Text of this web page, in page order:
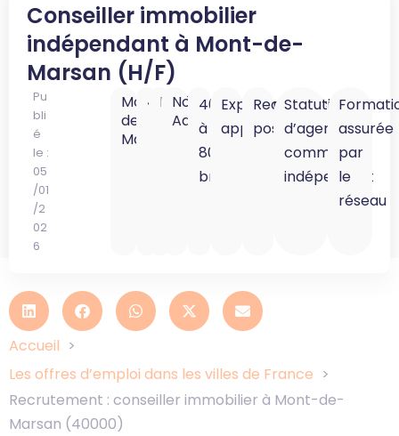
Accueil
Les offres d’emploi dans les villes de France
Recrutement : conseiller immobilier à Mont-de-
Marsan (40000)
Conseiller immobilier
indépendant à Mont-de-
Marsan (H/F)
Pu
bli
é
le :
05
/01
/2
02
6
Mont-
de-
Marsan
40000
Landes
Nouvelle-
Aquitaine
40K
à
80K
brut
Expérience
appréciée
Reconversion
possible
Statut
d’agent
commercial
indépendant
assurée
par
le
réseau